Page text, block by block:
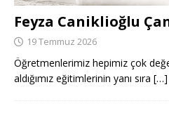
Feyza Caniklioğlu
19 Temmuz 2026
Öğretmenlerimiz hepimiz çok
aldığımız eğitimlerinin yanı sıra […]